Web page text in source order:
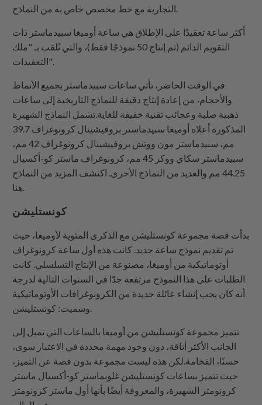
أكثر ساعة تعقيدًا على الإطلاق هي ساعة أوميغا سبيدماستر ذات
التقويم الدائم (تم إنتاج 50 نموذجًا فقط)، والتي تُلقب بـ "ملك
التعقيدات".
في الوقت الحاضر، تأتي ساعات سبيدماستر بجميع الأنماط
والأحجام، من إعادة إنتاج دقيقة للنماذج التاريخية إلى ساعات
ذهبية صلبة وعجائب تقنية خفيفة للغاية.تشمل النماذج الشهيرة
المذكورة أعلاه أوميغا سبيدماستر بروفيشينال كرونوغراف 39.7
مم، سبيدماستر مون ووتش بروفيشينال كرونوغراف 42 مم،
سبيدماستر سكاي ووكر 45 مم، كرونوغراف ماستر كو-أكسيال
44.25 مم والعديد من النماذج الأخرى. اكتشف المزيد من النماذج
كونستليشن
بدأت قصة مجموعة كونستليشن مع الذكرى المئوية لأوميغا، حيث
تم تقديم نموذج ساعة جديد. كانت هذه أول ساعة كرونوغراف
أوتوماتيكية من أوميغا، مصنوعة من الإنتاج التسلسلي. كانت
الطلبات على هذا النموذج مرتفعة جدًا في السنوات التالية لدرجة
أنه كان يجب إنشاء عائلة جديدة من الكرونوغرافات الأوتوماتيكية
تتميز مجموعة كونستليشن من أوميغا بالساعات التي تميل إلى
الجانب الأكثر أناقة، دون وجود مهمة محددة في الاعتبار سوى،
حسنًا، الفخامة.لكن هذه ليست مجموعة بدون قصة عن التميز،
حيث تتميز بساعات كونستليشن غلوبماستر كو-أكسيال ماستر
كرونومتر الشهيرة، والمعروفة أيضًا بأنها أول ماستر كرونومتر